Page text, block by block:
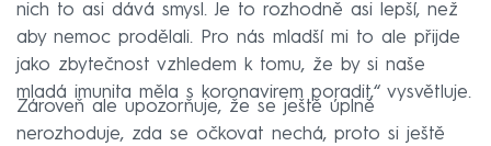
nich to asi dává smysl. Je to rozhodně asi lepší, než
aby nemoc prodělali. Pro nás mladší mi to ale přijde
jako zbytečnost vzhledem k tomu, že by si naše
mladá imunita měla s koronavirem poradit,“ vysvětluje.
Zároveň ale upozorňuje, že se ještě úplně
nerozhoduje, zda se očkovat nechá, proto si ještě